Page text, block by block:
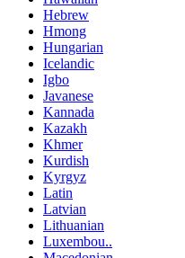
Hebrew
Hmong
Hungarian
Icelandic
Igbo
Javanese
Kannada
Kazakh
Khmer
Kurdish
Kyrgyz
Latin
Latvian
Lithuanian
Luxembou..